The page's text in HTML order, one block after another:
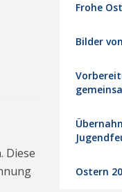
Diese
Frohe
Bilder
Ostern